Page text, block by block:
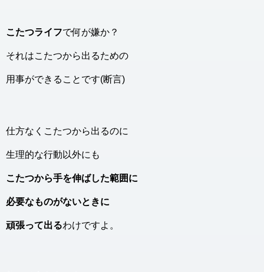
こたつライフで何が嫌か？
それはこたつから出るための
用事ができることです(断言)
仕方なくこたつから出るのに
生理的な行動以外にも
こたつから手を伸ばした範囲に
必要なものがないときに
頑張って出るわけですよ。